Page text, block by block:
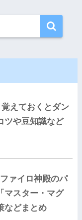
えておくとダン
ツや豆知識など
ァイロ神殿のパ
マスター・マグ
などまとめ